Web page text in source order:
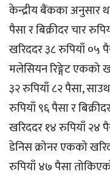
केन्द्रीय बैंकका अनुसार
पैसा र बिक्रीदर चार
खरिददर ३८ रुपियाँ ०५
मलेसियन रिङ्गेट एकको
३२ रुपियाँ ८२ पैसा,
रुपियाँ ९६ पैसा र
खरिददर १४ रुपियाँ २४
डेनिस क्रोनर एकको
रुपियाँ ४७ पैसा